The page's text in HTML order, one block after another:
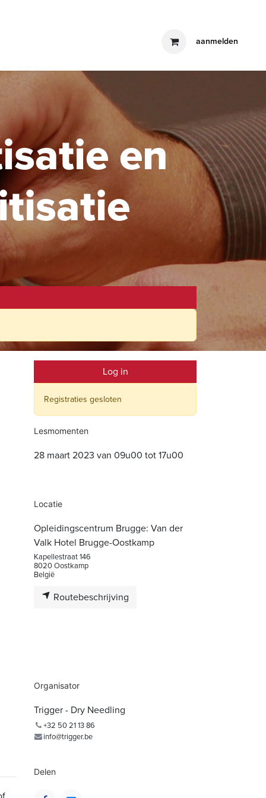
aanmelden
en
Log in
Registraties gesloten
Lesmomenten
28 maart 2023 van 09u00 tot 17u00
Locatie
Opleidingscentrum Brugge: Van der
Valk Hotel Brugge-Oostkamp
Kapellestraat 146
8020 Oostkamp
België
Routebeschrijving
Organisator
Trigger - Dry Needling
+32 50 21 13 86
info@trigger.be
Delen